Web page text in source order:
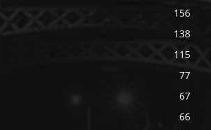
156
138
115
77
67
66